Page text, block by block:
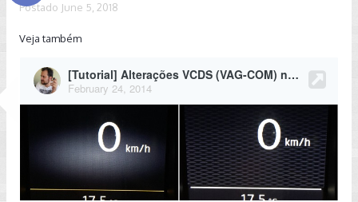
Postado June 5, 2018
Veja também